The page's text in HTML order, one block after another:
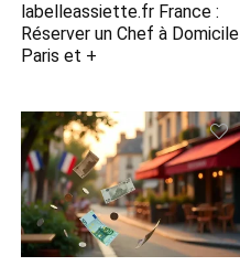
labelleassiette.fr France :
Réserver un Chef à Domicile
Paris et +